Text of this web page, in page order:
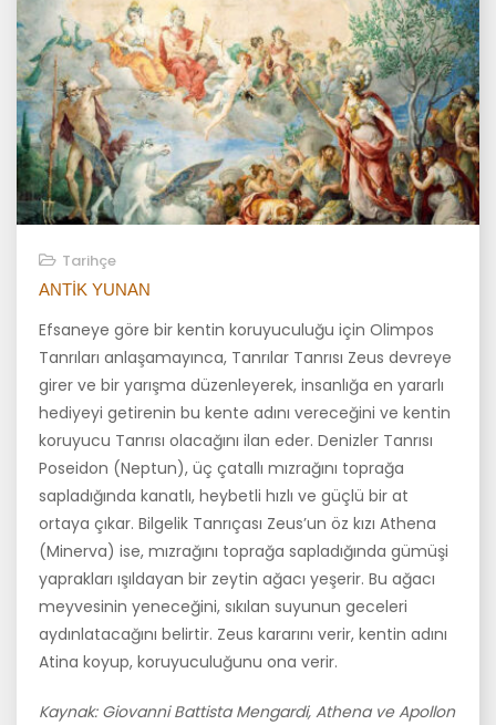
Tarihçe
ANTIK YUNAN
Efsaneye göre bir kentin koruyuculuğu için Olimpos
Tanrıları anlaşa­mayınca, Tanrılar Tanrısı Zeus devreye
girer ve bir yarışma düzenleye­rek, insanlığa en yararlı
hediyeyi getirenin bu kente adını vereceğini ve kentin
koruyucu Tanrısı olacağını ilan eder. Denizler Tanrısı
Poseidon (Neptun), üç çatallı mızrağını toprağa
sapladığında kanatlı, heybetli hızlı ve güçlü bir at
ortaya çıkar. Bilgelik Tanrıçası Zeus’un öz kızı Athena
(Minerva) ise, mızrağını toprağa sapladığında gümüşi
yaprakları ışılda­yan bir zeytin ağacı yeşerir. Bu ağacı
meyvesinin yeneceğini, sıkılan su­yunun geceleri
aydınlatacağını belirtir. Zeus kararını verir, kentin adını
Atina koyup, koruyuculuğunu ona verir.
Kaynak: Giovanni Battista Mengardi, Athena ve Apollon